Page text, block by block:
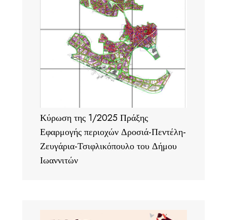
Κύρωση της 1/2025 Πράξης
Εφαρμογής περιοχών Δροσιά-Πεντέλη-
Ζευγάρια-Τσιφλικόπουλο του Δήμου
Ιωαννιτών